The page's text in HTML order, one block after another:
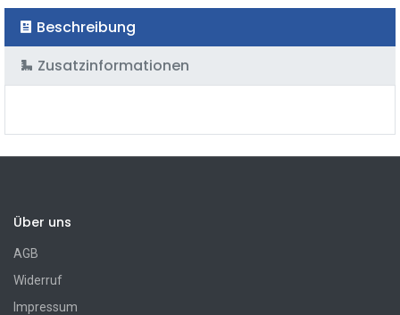
Beschreibung
Zusatzinformationen
Über uns
AGB
Widerruf
Impressum